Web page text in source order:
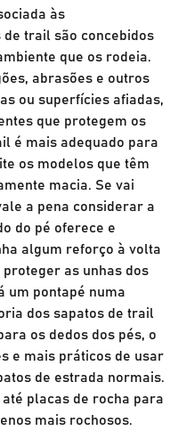
às
trail são concebidos
que os rodeia.
abrasões e outros
ou superfícies afiadas,
que protegem os
é mais adequado para
os modelos que têm
macia. Se vai
a pena considerar a
do pé oferece e
algum reforço à volta
as unhas dos
um pontapé numa
dos sapatos de trail
os dedos dos pés, o
e mais práticos de usar
de estrada normais.
placas de rocha para
mais rochosos.